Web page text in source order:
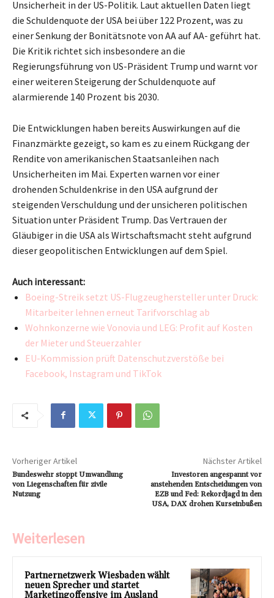
Unsicherheit in der US-Politik. Laut aktuellen Daten liegt
die Schuldenquote der USA bei über 122 Prozent, was zu
einer Senkung der Bonitätsnote von AA auf AA- geführt hat.
Die Kritik richtet sich insbesondere an die
Regierungsführung von US-Präsident Trump und warnt vor
einer weiteren Steigerung der Schuldenquote auf
alarmierende 140 Prozent bis 2030.
Die Entwicklungen haben bereits Auswirkungen auf die
Finanzmärkte gezeigt, so kam es zu einem Rückgang der
Rendite von amerikanischen Staatsanleihen nach
Unsicherheiten im Mai. Experten warnen vor einer
drohenden Schuldenkrise in den USA aufgrund der
steigenden Verschuldung und der unsicheren politischen
Situation unter Präsident Trump. Das Vertrauen der
Gläubiger in die USA als Wirtschaftsmacht steht aufgrund
dieser geopolitischen Entwicklungen auf dem Spiel.
Auch interessant:
Boeing-Streik setzt US-Flugzeughersteller unter Druck:
Mitarbeiter lehnen erneut Tarifvorschlag ab
Wohnkonzerne wie Vonovia und LEG: Profit auf Kosten
der Mieter und Steuerzahler
EU-Kommission prüft Datenschutzverstöße bei
Facebook, Instagram und TikTok
Vorheriger Artikel
Bundeswehr stoppt Umwandlung
von Liegenschaften für zivile
Nutzung
Nächster Artikel
Investoren angespannt vor
anstehenden Entscheidungen von
EZB und Fed: Rekordjagd in den
USA, DAX drohen Kurseinbußen
Weiterlesen
Partnernetzwerk Wiesbaden wählt
neuen Sprecher und startet
Marketingoffensive im Ausland